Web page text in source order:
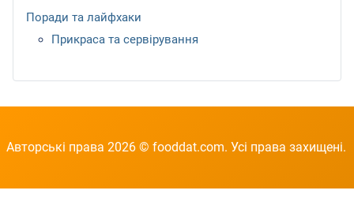
Поради та лайфхаки
Прикраса та сервірування
Авторські права 2026 © fooddat.com. Усі права захищені.